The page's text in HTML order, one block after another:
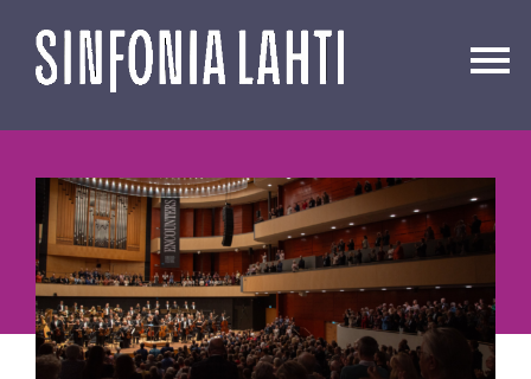
sisältöön